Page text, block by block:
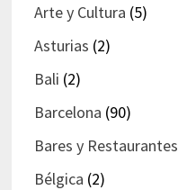
Arte y Cultura (5)
Asturias (2)
Bali (2)
Barcelona (90)
Bares y Restaurantes
Bélgica (2)